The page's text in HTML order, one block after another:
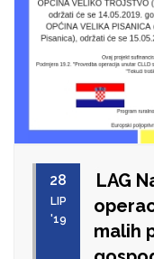
28
LIP
'19
LAG
malih